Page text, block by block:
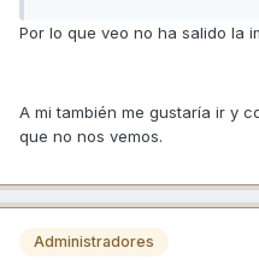
Por lo que veo no ha salido la
A mi también me gustaría ir y
que no nos vemos.
Administradores